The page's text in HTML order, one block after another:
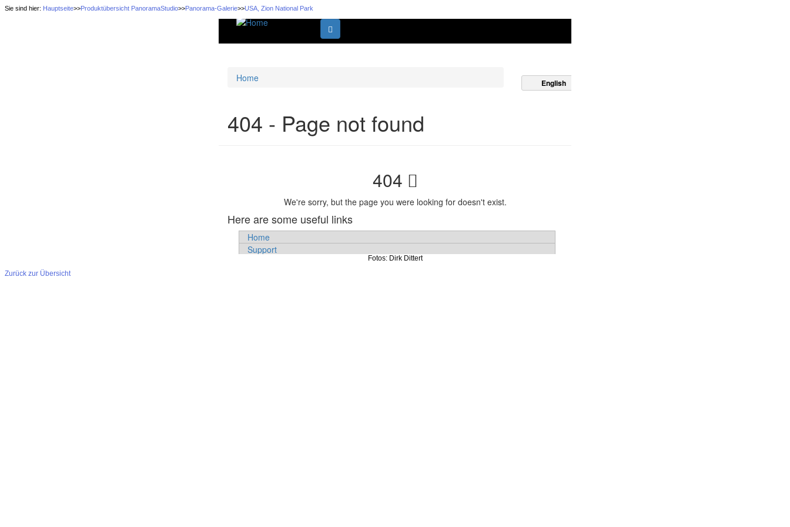
Sie sind hier: Hauptseite>>Produktübersicht PanoramaStudio>>Panorama-Galerie>>USA, Zion National Park
Fotos: Dirk Dittert
Zurück zur Übersicht